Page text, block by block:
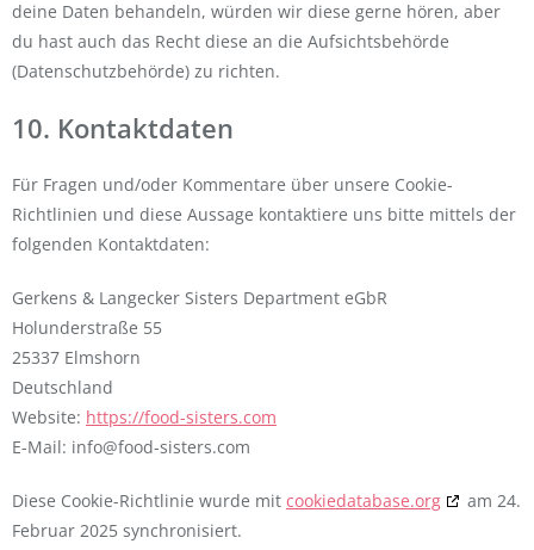
deine Daten behandeln, würden wir diese gerne hören, aber
du hast auch das Recht diese an die Aufsichtsbehörde
(Datenschutzbehörde) zu richten.
10. Kontaktdaten
Für Fragen und/oder Kommentare über unsere Cookie-
Richtlinien und diese Aussage kontaktiere uns bitte mittels der
folgenden Kontaktdaten:
Gerkens & Langecker Sisters Department eGbR
Holunderstraße 55
25337 Elmshorn
Deutschland
Website: https://food-sisters.com
E-Mail: info@food-sisters.com
Diese Cookie-Richtlinie wurde mit cookiedatabase.org
am 24.
Februar 2025 synchronisiert.